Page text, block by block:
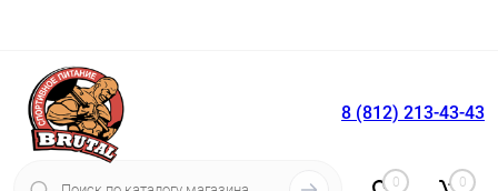
Вход Регистрация
8 (812) 213-43-43
0 0